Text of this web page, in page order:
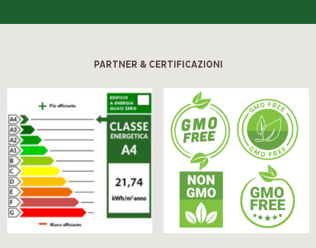
PARTNER & CERTIFICAZIONI